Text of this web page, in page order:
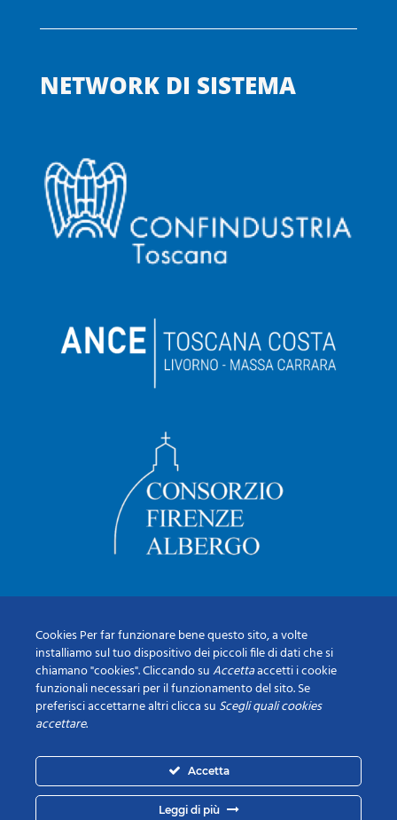
NETWORK DI SISTEMA
Cookies Per far funzionare bene questo sito, a volte
installiamo sul tuo dispositivo dei piccoli file di dati che si
chiamano "cookies". Cliccando suAccettaaccetti i cookie
funzionali necessari per il funzionamento del sito. Se
preferisci accettarne altri clicca su Scegli quali cookies
accettare.
Accetta
Leggi di più